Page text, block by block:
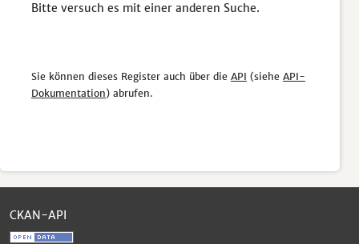
Bitte versuch es mit einer anderen Suche.
Sie können dieses Register auch über die API (siehe API-
Dokumentation) abrufen.
CKAN-API